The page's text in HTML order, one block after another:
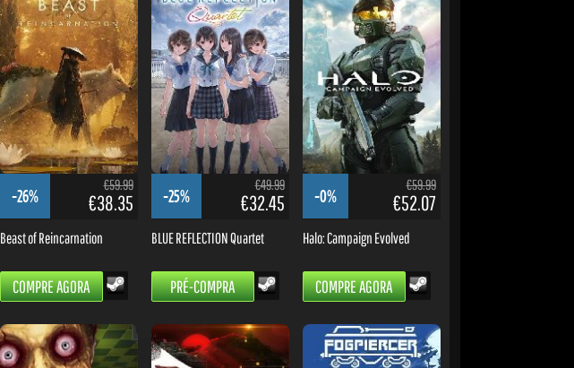
-26%
€59.99
€38.35
Beast of Reincarnation
COMPRE AGORA
-25%
€49.99
€32.45
BLUE REFLECTION Quartet
PRÉ-COMPRA
-0%
€59.99
€52.07
Halo: Campaign Evolved
COMPRE AGORA